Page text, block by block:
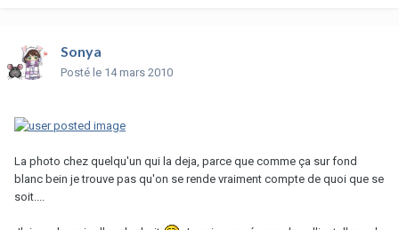
Sonya
Posté le 14 mars 2010
La photo chez quelqu'un qui la deja, parce que comme ça sur fond
blanc bein je trouve pas qu'on se rende vraiment compte de quoi que se
soit....